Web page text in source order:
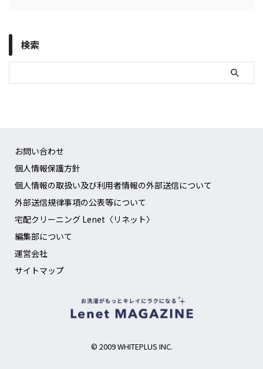
検索
お問い合わせ
個人情報保護方針
個人情報の取扱い及び利用者情報の外部送信について
外部送信規律事項の公表等について
宅配クリーニング Lenet〈リネット〉
編集部について
運営会社
サイトマップ
© 2009 WHITEPLUS INC.